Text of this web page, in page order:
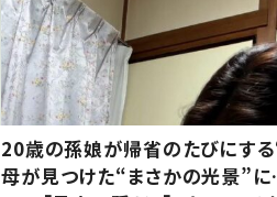
20歳の孫娘が帰省のたびにする
母が見つけた“まさかの光景”